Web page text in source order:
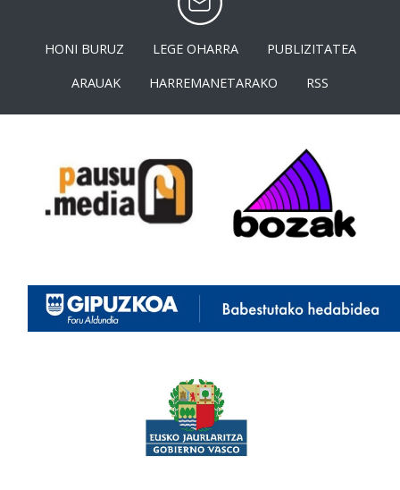
HONI BURUZ LEGE OHARRA
PUBLIZITATEA
ARAUAK
HARREMANETARAKO RSS